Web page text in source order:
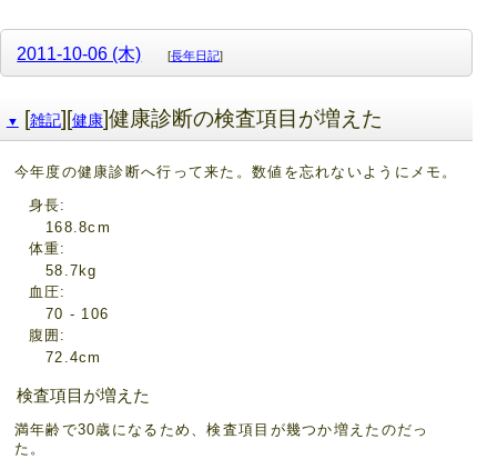
2011-10-06 (木) [長年日記]
▼ [雑記][健康]健康診断の検査項目が増えた
今年度の健康診断へ行って来た。数値を忘れないようにメモ。
身長
168.8cm
体重
58.7kg
血圧
70 - 106
腹囲
72.4cm
検査項目が増えた
満年齢で30歳になるため、検査項目が幾つか増えたのだっ
た。